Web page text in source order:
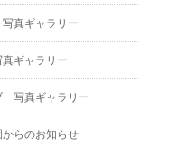
真ギャラリー
ギャラリー
写真ギャラリー
らのお知らせ